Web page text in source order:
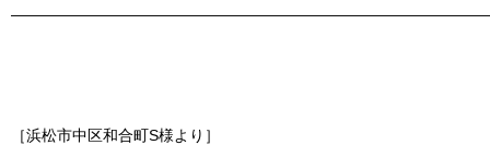
［浜松市中区和合町S様より］